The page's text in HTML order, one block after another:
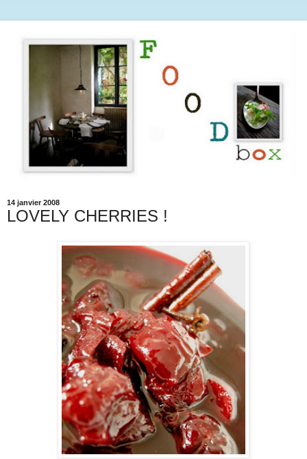
14 janvier 2008
LOVELY CHERRIES !